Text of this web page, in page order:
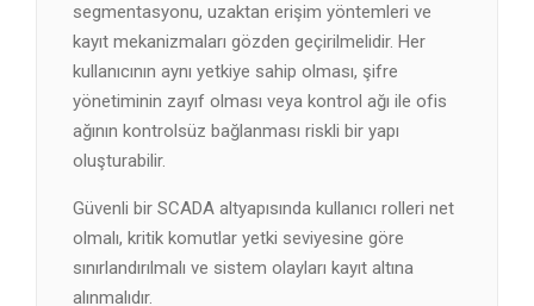
segmentasyonu, uzaktan erişim yöntemleri ve
kayıt mekanizmaları gözden geçirilmelidir. Her
kullanıcının aynı yetkiye sahip olması, şifre
yönetiminin zayıf olması veya kontrol ağı ile ofis
ağının kontrolsüz bağlanması riskli bir yapı
oluşturabilir.
Güvenli bir SCADA altyapısında kullanıcı rolleri net
olmalı, kritik komutlar yetki seviyesine göre
sınırlandırılmalı ve sistem olayları kayıt altına
alınmalıdır.